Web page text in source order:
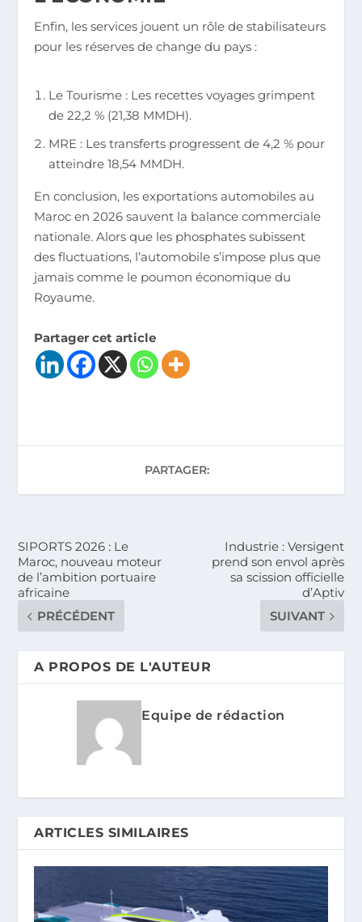
Enfin, les services jouent un rôle de stabilisateurs
pour les réserves de change du pays :
Le Tourisme : Les recettes voyages grimpent
de 22,2 % (21,38 MMDH).
MRE : Les transferts progressent de 4,2 % pour
atteindre 18,54 MMDH.
En conclusion, les exportations automobiles au
Maroc en 2026 sauvent la balance commerciale
nationale. Alors que les phosphates subissent
des fluctuations, l’automobile s’impose plus que
jamais comme le poumon économique du
Royaume.
Partager cet article
PARTAGER:
SIPORTS 2026 : Le
Maroc, nouveau moteur
de l’ambition portuaire
africaine
PRÉCÉDENT
Industrie : Versigent
prend son envol après
sa scission officielle
d’Aptiv
SUIVANT
A PROPOS DE L'AUTEUR
Equipe de rédaction
ARTICLES SIMILAIRES